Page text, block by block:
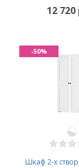
12 720
Шкаф 2-х
-50%